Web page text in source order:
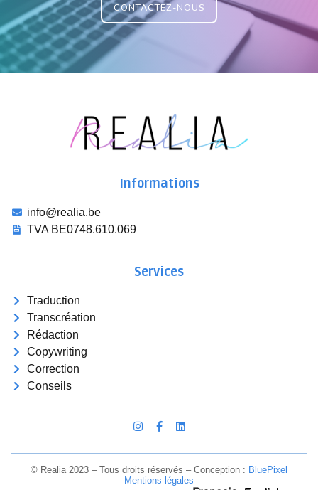
CONTACTEZ-NOUS
Informations
info@realia.be
TVA BE0748.610.069
Services
Traduction
Transcréation
Rédaction
Copywriting
Correction
Conseils
© Realia 2023 – Tous droits réservés – Conception : BluePixel
Mentions légales